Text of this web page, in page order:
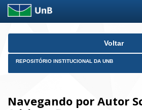
Skip
Voltar
REPOSITÓRIO INSTITUCIONAL DA UNB
Navegando por Autor